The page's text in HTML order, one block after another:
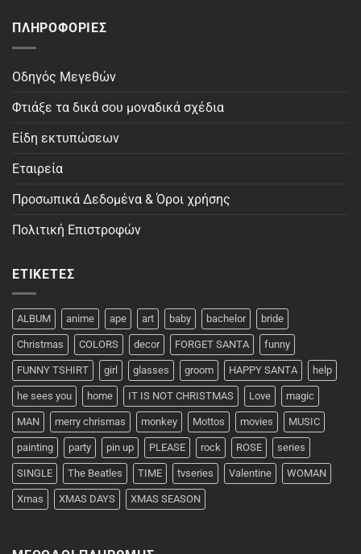
ΠΛΗΡΟΦΟΡΊΕΣ
Οδηγός Μεγεθών
Φτιάξε τα δικά σου μοναδικά σχέδια
Είδη εκτυπώσεων
Εταιρεία
Προσωπικά Δεδομένα & Όροι χρήσης
Πολιτική Επιστροφών
ΕΤΙΚΈΤΕΣ
ALBUM anime ape art baby bachelor bride
Christmas COLORS decor FORGET SANTA funny
FUNNY TSHIRT girl glasses groom HAPPY SANTA help
he sees you home IT IS NOT CHRISTMAS Love magic
MAN merry chrismas monkey Mottos movies MUSIC
painting party pin up PLEASE rock ROSE series
SINGLE The Beatles TIME tvseries Valentine WOMAN
Xmas XMAS DAYS XMAS SEASON